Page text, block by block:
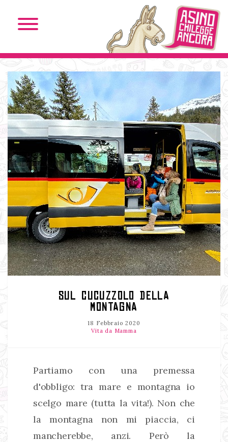
SUL CUCUZZOLO DELLA
MONTAGNA
18 Febbraio 2020
Vita da Mamma
Partiamo con una premessa
d'obbligo: tra mare e montagna io
scelgo mare (tutta la vita!). Non che
la montagna non mi piaccia, ci
mancherebbe, anzi. Però la